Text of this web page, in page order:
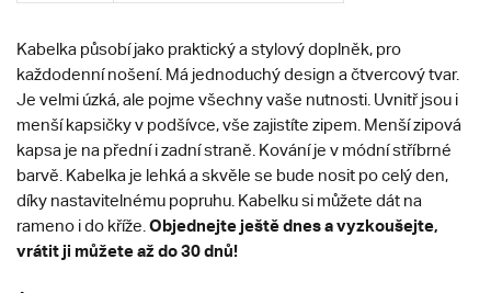
Kabelka působí jako praktický a stylový doplněk, pro
každodenní nošení. Má jednoduchý design a čtvercový tvar.
Je velmi úzká, ale pojme všechny vaše nutnosti. Uvnitř jsou i
menší kapsičky v podšívce, vše zajistíte zipem. Menší zipová
kapsa je na přední i zadní straně. Kování je v módní stříbrné
barvě. Kabelka je lehká a skvěle se bude nosit po celý den,
díky nastavitelnému popruhu. Kabelku si můžete dát na
rameno i do kříže. Objednejte ještě dnes a vyzkoušejte,
vrátit ji můžete až do 30 dnů!